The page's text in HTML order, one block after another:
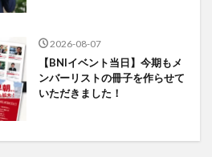
2026-08-07
【BNIイベント当日】今期もメ
ンバーリストの冊子を作らせて
いただきました！